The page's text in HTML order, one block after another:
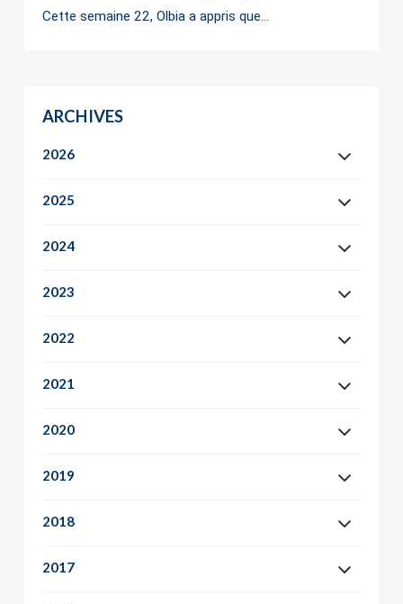
Cette semaine 22, Olbia a appris que…
ARCHIVES
2026
2025
2024
2023
2022
2021
2020
2019
2018
2017